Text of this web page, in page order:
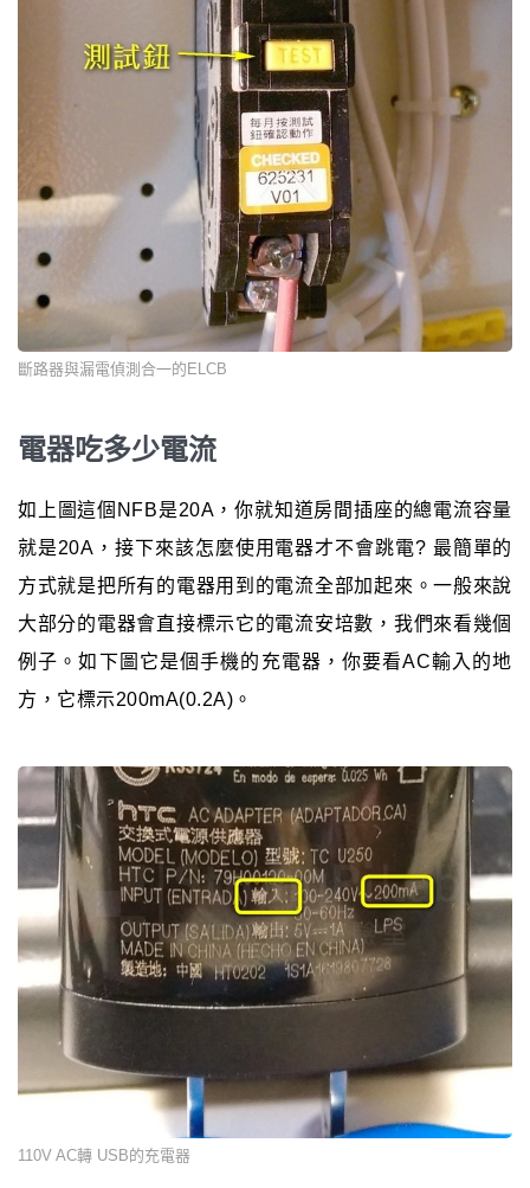
斷路器與漏電偵測合一的ELCB
電器吃多少電流
如上圖這個NFB是20A，你就知道房間插座的總電流容量
就是20A，接下來該怎麼使用電器才不會跳電? 最簡單的
方式就是把所有的電器用到的電流全部加起來。一般來說
大部分的電器會直接標示它的電流安培數，我們來看幾個
例子。如下圖它是個手機的充電器，你要看AC輸入的地
方，它標示200mA(0.2A)。
110V AC轉 USB的充電器